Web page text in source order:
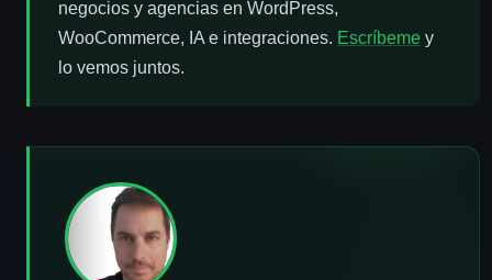
negocios y agencias en WordPress,
WooCommerce, IA e integraciones. Escríbeme y
lo vemos juntos.